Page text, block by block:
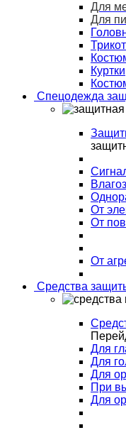
Для
Для
Спецодежда
От
От
От
Средства
Для
Для
Для
При
Для